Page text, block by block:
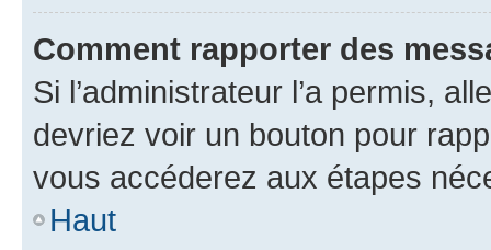
Comment rapporter des
Si l’administrateur l’a permis,
devriez voir un bouton pour
vous accéderez aux étapes
Haut